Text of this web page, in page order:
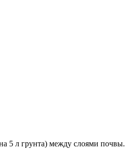
5 л грунта) между слоями почвы.